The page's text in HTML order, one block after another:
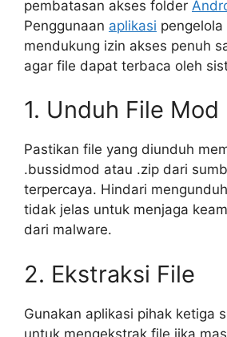
pembatasan akses folder
Penggunaan aplikasi
mendukung izin akses penuh
agar file dapat terbaca oleh
1. Unduh File Mod
Pastikan file yang diunduh
.bussidmod atau .zip dari
terpercaya. Hindari
tidak jelas untuk menjaga
dari malware.
2. Ekstraksi File
Gunakan aplikasi pihak ketiga
untuk mengekstrak file jika